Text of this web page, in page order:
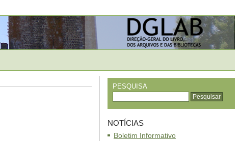
PESQUISA
NOTÍCIAS
Boletim Informativo